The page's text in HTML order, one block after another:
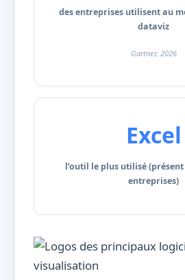
des entreprises utilisent au
dataviz
Gartner, 2026
Excel
l’outil le plus utilisé (présent
entreprises)